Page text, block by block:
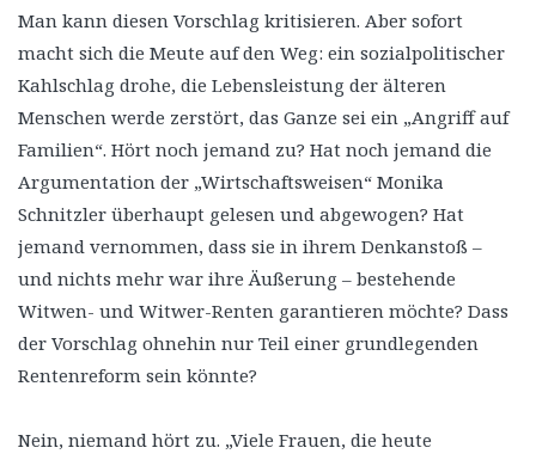
Man kann diesen Vorschlag kritisieren. Aber sofort
macht sich die Meute auf den Weg: ein sozialpolitischer
Kahlschlag drohe, die Lebensleistung der älteren
Menschen werde zerstört, das Ganze sei ein „Angriff auf
Familien“. Hört noch jemand zu? Hat noch jemand die
Argumentation der „Wirtschaftsweisen“ Monika
Schnitzler überhaupt gelesen und abgewogen? Hat
jemand vernommen, dass sie in ihrem Denkanstoß –
und nichts mehr war ihre Äußerung – bestehende
Witwen- und Witwer-Renten garantieren möchte? Dass
der Vorschlag ohnehin nur Teil einer grundlegenden
Rentenreform sein könnte?
Nein, niemand hört zu. „Viele Frauen, die heute